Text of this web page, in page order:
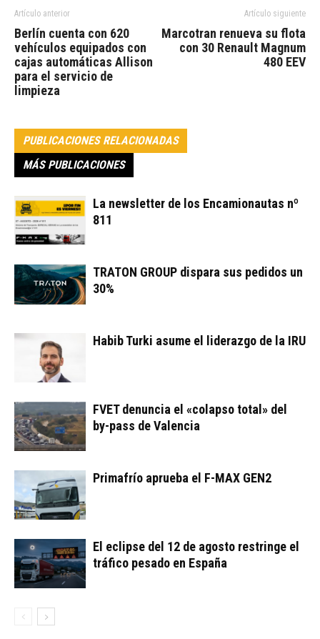
Artículo anterior
Berlín cuenta con 620
vehículos equipados con
cajas automáticas Allison
para el servicio de
limpieza
Artículo siguiente
Marcotran renueva su flota
con 30 Renault Magnum
480 EEV
PUBLICACIONES RELACIONADAS
MÁS PUBLICACIONES
La newsletter de los Encamionautas nº
811
TRATON GROUP dispara sus pedidos un
30%
Habib Turki asume el liderazgo de la IRU
FVET denuncia el «colapso total» del
by-pass de Valencia
Primafrío aprueba el F-MAX GEN2
El eclipse del 12 de agosto restringe el
tráfico pesado en España